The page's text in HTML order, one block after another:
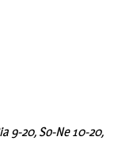
9-20, So-Ne 10-20,